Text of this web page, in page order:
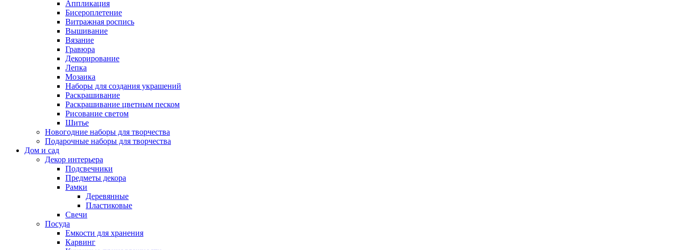
Аппликация
Бисероплетение
Витражная роспись
Вышивание
Вязание
Гравюра
Декорирование
Лепка
Мозаика
Наборы для создания украшений
Раскрашивание
Раскрашивание цветным песком
Рисование светом
Шитье
Новогодние наборы для творчества
Подарочные наборы для творчества
Дом и сад
Декор интерьера
Подсвечники
Предметы декора
Рамки
Деревянные
Пластиковые
Свечи
Посуда
Емкости для хранения
Карвинг